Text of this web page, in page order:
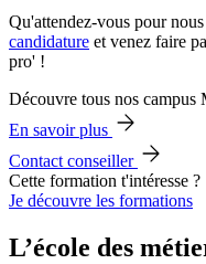
Qu'attendez-vous pour
candidature et venez faire
pro' !
Découvre tous nos
En savoir plus
Contact conseiller
Cette formation t'intéresse ?
Je découvre les formations
L’école des